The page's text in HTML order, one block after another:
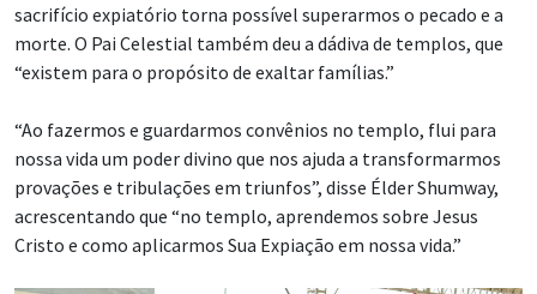
sacrifício expiatório torna possível superarmos o pecado e a
morte. O Pai Celestial também deu a dádiva de templos, que
“existem para o propósito de exaltar famílias.”
“Ao fazermos e guardarmos convênios no templo, flui para
nossa vida um poder divino que nos ajuda a transformarmos
provações e tribulações em triunfos”, disse Élder Shumway,
acrescentando que “no templo, aprendemos sobre Jesus
Cristo e como aplicarmos Sua Expiação em nossa vida.”